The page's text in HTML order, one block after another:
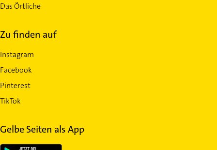
Das Örtliche
Zu finden auf
Instagram
Facebook
Pinterest
TikTok
Gelbe Seiten als App